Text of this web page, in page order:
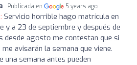
Publicada en 5 years ago
Servicio horrible hago matrícula en
y a 23 de septiembre y después de
desde agosto me contestan que si
avisarán la semana que viene.
una semana antes pueden